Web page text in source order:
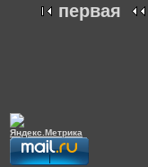
первая